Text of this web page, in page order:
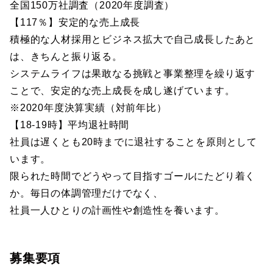
全国150万社調査（2020年度調査）
【117％】安定的な売上成長
積極的な人材採用とビジネス拡大で自己成長したあと
は、きちんと振り返る。
システムライフは果敢なる挑戦と事業整理を繰り返す
ことで、安定的な売上成長を成し遂げています。
※2020年度決算実績（対前年比）
【18-19時】平均退社時間
社員は遅くとも20時までに退社することを原則として
います。
限られた時間でどうやって目指すゴールにたどり着く
か。毎日の体調管理だけでなく、
社員一人ひとりの計画性や創造性を養います。
募集要項